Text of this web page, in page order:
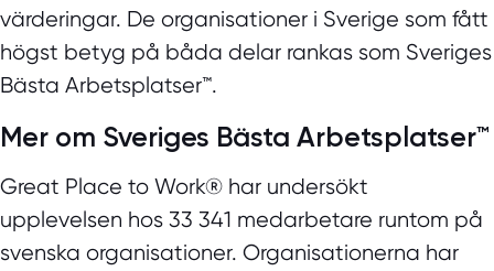
värderingar. De organisationer i Sverige som fått
högst betyg på båda delar rankas som Sveriges
Bästa Arbetsplatser™.
Mer om Sveriges Bästa Arbetsplatser™
Great Place to Work® har undersökt
upplevelsen hos 33 341 medarbetare runtom på
svenska organisationer. Organisationerna har